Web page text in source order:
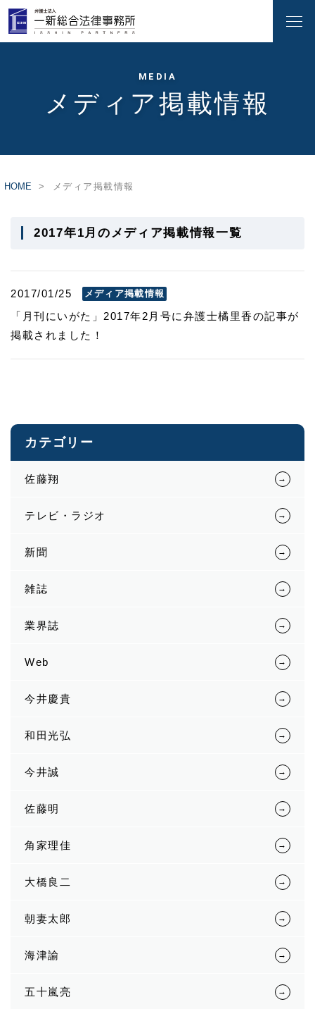
MEDIA
メディア掲載情報
HOME メディア掲載情報
2017年1月のメディア掲載情報一覧
2017/01/25 メディア掲載情報
「月刊にいがた」2017年2月号に弁護士橘里香の記事が
掲載されました！
カテゴリー
佐藤翔
テレビ・ラジオ
新聞
雑誌
業界誌
Web
今井慶貴
和田光弘
今井誠
佐藤明
角家理佳
大橋良二
朝妻太郎
海津諭
五十嵐亮